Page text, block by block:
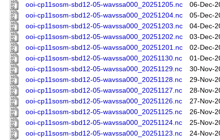
ooi-cp11sosm-sbd12-05-wavssa000_20251205.nc
06-Dec-
ooi-cp11sosm-sbd12-05-wavssa000_20251204.nc
05-Dec-
ooi-cp11sosm-sbd12-05-wavssa000_20251203.nc
04-Dec-
ooi-cp11sosm-sbd12-05-wavssa000_20251202.nc
03-Dec-
ooi-cp11sosm-sbd12-05-wavssa000_20251201.nc
02-Dec-
ooi-cp11sosm-sbd12-05-wavssa000_20251130.nc
01-Dec-
ooi-cp11sosm-sbd12-05-wavssa000_20251129.nc
30-Nov-
ooi-cp11sosm-sbd12-05-wavssa000_20251128.nc
29-Nov-
ooi-cp11sosm-sbd12-05-wavssa000_20251127.nc
28-Nov-
ooi-cp11sosm-sbd12-05-wavssa000_20251126.nc
27-Nov-
ooi-cp11sosm-sbd12-05-wavssa000_20251125.nc
26-Nov-
ooi-cp11sosm-sbd12-05-wavssa000_20251124.nc
25-Nov-
ooi-cp11sosm-sbd12-05-wavssa000_20251123.nc
24-Nov-